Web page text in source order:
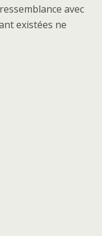
avec
existées ne